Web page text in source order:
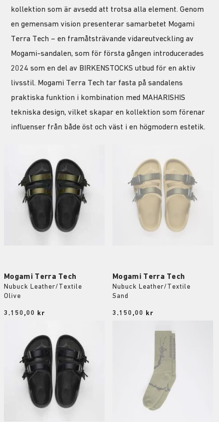
kollektion som är avsedd att trotsa alla element. Genom
en gemensam vision presenterar samarbetet Mogami
Terra Tech – en framåtsträvande vidareutveckling av
Mogami-sandalen, som för första gången introducerades
2024 som en del av BIRKENSTOCKS utbud för en aktiv
livsstil. Mogami Terra Tech tar fasta på sandalens
praktiska funktion i kombination med MAHARISHIS
tekniska design, vilket skapar en kollektion som förenar
influenser från både öst och väst i en högmodern estetik.
Mogami Terra Tech
Nubuck Leather/Textile
Olive
Price:
3.150,00 kr
Mogami Terra Tech
Nubuck Leather/Textile
Sand
Price:
3.150,00 kr